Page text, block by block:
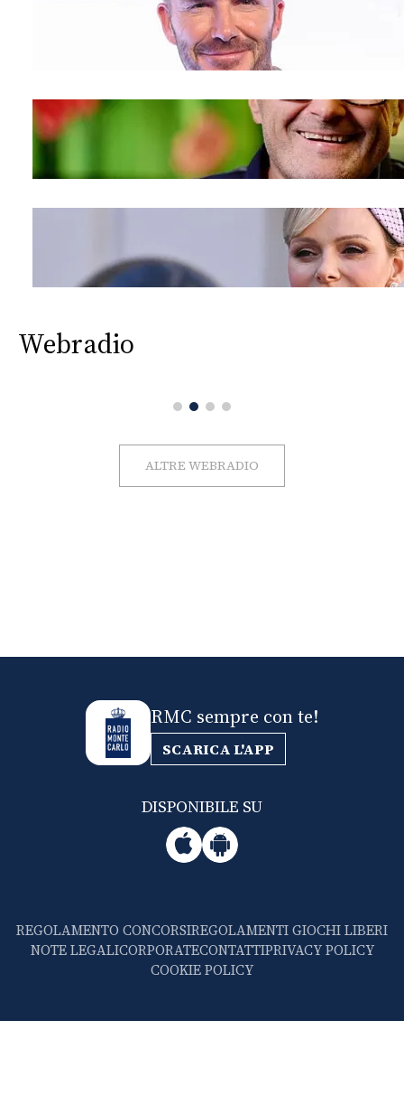
Webradio
ALTRE WEBRADIO
RMC sempre con te!
SCARICA L'APP
DISPONIBILE SU
REGOLAMENTO CONCORSIREGOLAMENTI GIOCHI LIBERI
NOTE LEGALICORPORATECONTATTIPRIVACY POLICY
COOKIE POLICY